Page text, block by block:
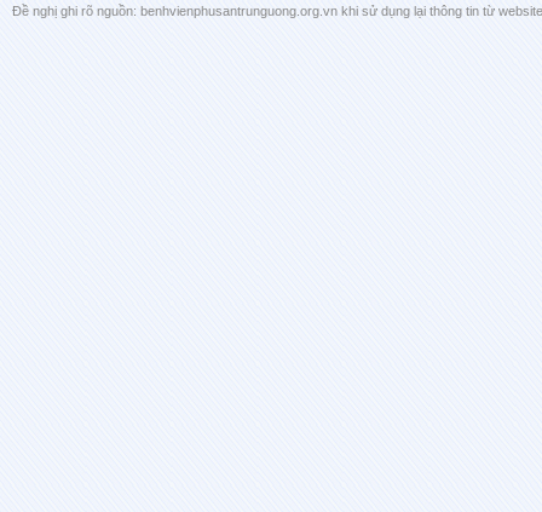
Đề nghị ghi rõ nguồn: benhvienphusantrunguong.org.vn khi sử dụng lại thông tin từ